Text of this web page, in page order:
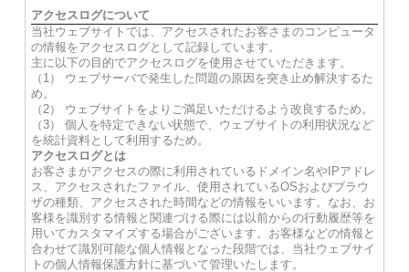
アクセスログについて
当社ウェブサイトでは、アクセスされたお客さまのコンピュータ
の情報をアクセスログとして記録しています。
主に以下の目的でアクセスログを使用させていただきます。
（1） ウェブサーバで発生した問題の原因を突き止め解決するた
め。
（2） ウェブサイトをよりご満足いただけるよう改良するため。
（3） 個人を特定できない状態で、ウェブサイトの利用状況など
を統計資料として利用するため。
アクセスログとは
お客さまがアクセスの際に利用されているドメイン名やIPアドレ
ス、アクセスされたファイル、使用されているOSおよびブラウ
ザの種類、アクセスされた時間などの情報をいいます。なお、お
客様を識別する情報と関連づける際には以前からの行動履歴等を
用いてカスタマイズする場合がございます。お客様などの情報と
合わせて識別可能な個人情報となった段階では、当社ウェブサイ
トの個人情報保護方針に基づいて管理いたします。